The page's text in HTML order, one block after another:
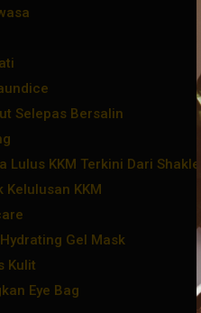
Selepas Bersalin
Lulus KKM Terkini Dari Shaklee
Kelulusan KKM
Gel Mask
Kulit
Eye Bag